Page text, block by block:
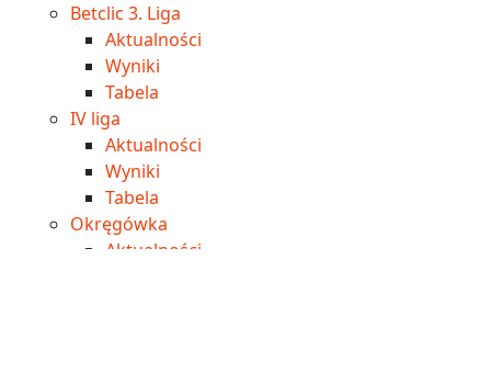
Betclic 3. Liga
Aktualności
Wyniki
Tabela
IV liga
Aktualności
Wyniki
Tabela
Okręgówka
Aktualności